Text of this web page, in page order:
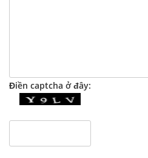
Điền captcha ở đây: